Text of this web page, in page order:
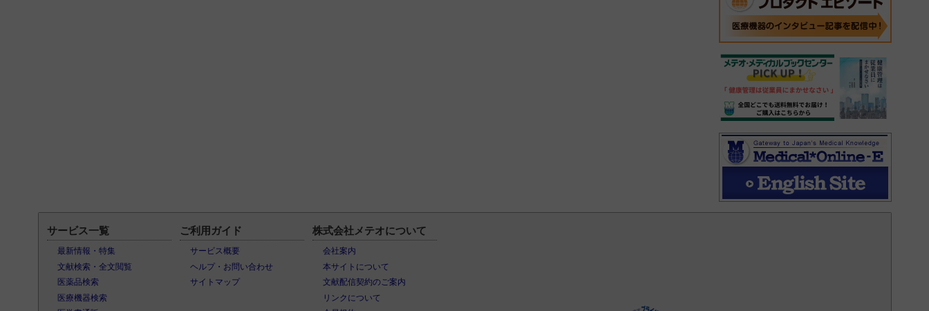
サービス一覧
最新情報・特集
文献検索・全文閲覧
医薬品検索
医療機器検索
ご利用ガイド
サービス概要
ヘルプ・お問い合わせ
サイトマップ
株式会社メテオについて
会社案内
本サイトについて
文献配信契約のご案内
リンクについて